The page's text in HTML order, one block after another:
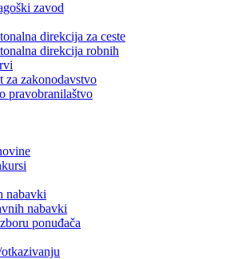
zavod
direkcija za ceste
direkcija robnih
za zakonodavstvo
pravobranilaštvo
nabavki
nabavki
ponuđača